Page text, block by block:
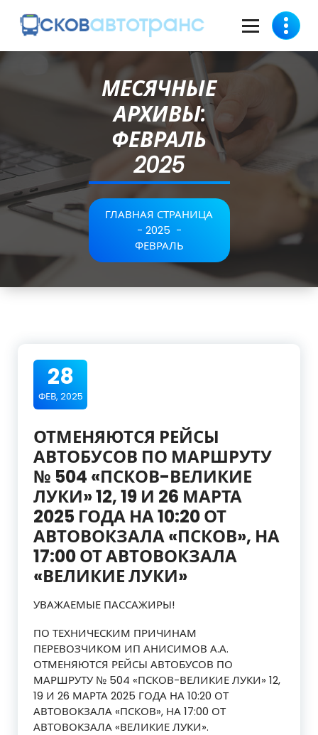
МЕСЯЧНЫЕ
АРХИВЫ:
ФЕВРАЛЬ
2025
ГЛАВНАЯ СТРАНИЦА
- 2025 -
ФЕВРАЛЬ
28
ФЕВ, 2025
ОТМЕНЯЮТСЯ РЕЙСЫ
АВТОБУСОВ ПО МАРШРУТУ
№ 504 «ПСКОВ-ВЕЛИКИЕ
ЛУКИ» 12, 19 И 26 МАРТА
2025 ГОДА НА 10:20 ОТ
АВТОВОКЗАЛА «ПСКОВ», НА
17:00 ОТ АВТОВОКЗАЛА
«ВЕЛИКИЕ ЛУКИ»
УВАЖАЕМЫЕ ПАССАЖИРЫ!
ПО ТЕХНИЧЕСКИМ ПРИЧИНАМ
ПЕРЕВОЗЧИКОМ ИП АНИСИМОВ А.А.
ОТМЕНЯЮТСЯ РЕЙСЫ АВТОБУСОВ ПО
МАРШРУТУ № 504 «ПСКОВ-ВЕЛИКИЕ ЛУКИ» 12,
19 И 26 МАРТА 2025 ГОДА НА 10:20 ОТ
АВТОВОКЗАЛА «ПСКОВ», НА 17:00 ОТ
АВТОВОКЗАЛА «ВЕЛИКИЕ ЛУКИ».